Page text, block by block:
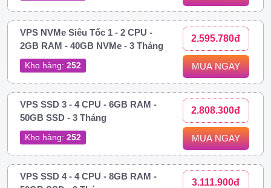
VPS NVMe Siêu Tốc 1 - 2 CPU -
2GB RAM - 40GB NVMe - 3 Tháng
Kho hàng: 252
2.595.780đ
MUA NGAY
VPS SSD 3 - 4 CPU - 6GB RAM -
50GB SSD - 3 Tháng
Kho hàng: 252
2.808.300đ
MUA NGAY
VPS SSD 4 - 4 CPU - 8GB RAM -
3.111.900đ